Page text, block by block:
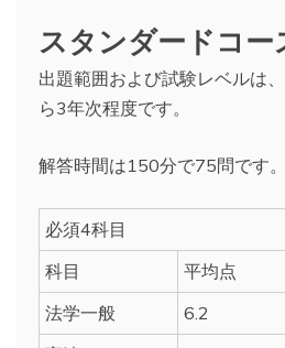
スタンダードコー
出題範囲および試験レベルは
ら3年次程度です。
解答時間は150分で75問です。
必須4科目
科目
平均点
法学一般
6.2